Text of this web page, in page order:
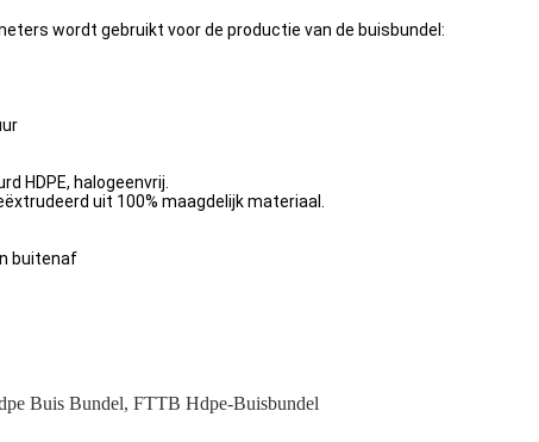
wordt gebruikt voor de productie van de buisbundel:
HDPE, halogeenvrij.
uit 100% maagdelijk materiaal.
buitenaf
Buis Bundel, FTTB Hdpe-Buisbundel